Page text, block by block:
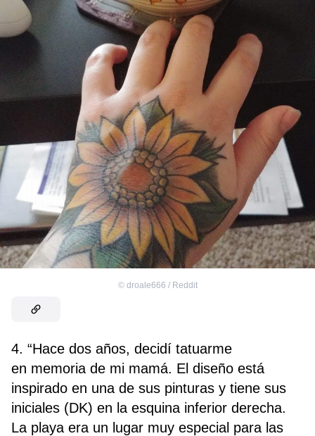
© droale666 / Reddit
4. “Hace dos años, decidí tatuarme
en memoria de mi mamá. El diseño está
inspirado en una de sus pinturas y tiene sus
iniciales (DK) en la esquina inferior derecha.
La playa era un lugar muy especial para las